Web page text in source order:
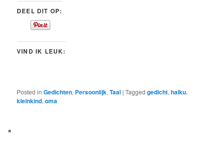
DEEL DIT OP:
VIND IK LEUK:
Posted in Gedichten, Persoonlijk,Taal |Tagged gedicht,haiku,
kleinkind,oma